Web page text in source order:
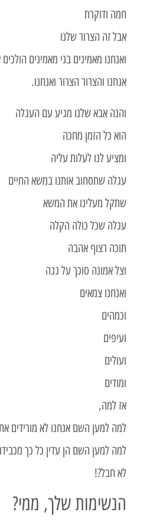
חמה ודוקרת
אבל זה הצרור שלנו
ואנחנו מאמינים בני מאמינים
אנחנו והצרור הצרור ואנחנו.
והנה אבא שלנו מגיע עם העגלה
הוא כל הזמן מחכה
ומציע לנו לעלות עליה
עגלה שתסחוב אותנו במשא החיים
שתקל מעלינו את המשא
עגלה שכל כולה הקלה
תוכה רצוף אהבה
וצל אמונה סוכך על גגה
ואנחנו צמאים
וכמהים
ועיפים
ועולים
ומודים
אז למה,
למה למען השם אנחנו לא מורידים
למה למען השם הן עדין כל כך
לא חבל?!
הנשימות שלך, ממי?